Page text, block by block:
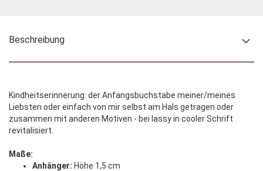
Beschreibung
Kindheitserinnerung: der Anfangsbuchstabe meiner/meines
Liebsten oder einfach von mir selbst am Hals getragen oder
zusammen mit anderen Motiven - bei lassy in cooler Schrift
revitalisiert.
Maße:
Anhänger: Höhe 1,5 cm